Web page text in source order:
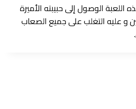
الوصول إلى حبيبته الأميرة
و عليه التغلب على جميع الصعاب